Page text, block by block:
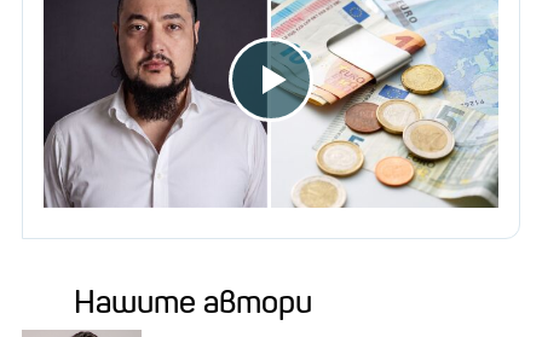
Нашите автори